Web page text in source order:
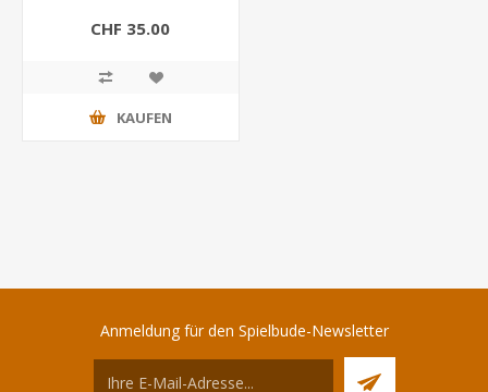
CHF 35.00
KAUFEN
Anmeldung für den Spielbude-Newsletter